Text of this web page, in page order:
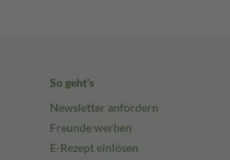
So geht's
Newsletter anfordern
Freunde werben
E-Rezept einlösen